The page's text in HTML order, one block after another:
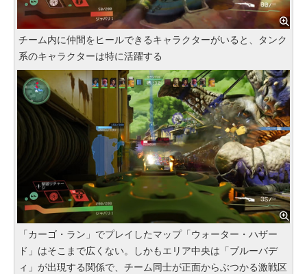
チーム内に仲間をヒールできるキャラクターがいると、タンク
系のキャラクターは特に活躍する
「カーゴ・ラン」でプレイしたマップ「ウォーター・ハザー
ド」はそこまで広くない。しかもエリア中央は「ブルーバデ
ィ」が出現する関係で、チーム同士が正面からぶつかる激戦区